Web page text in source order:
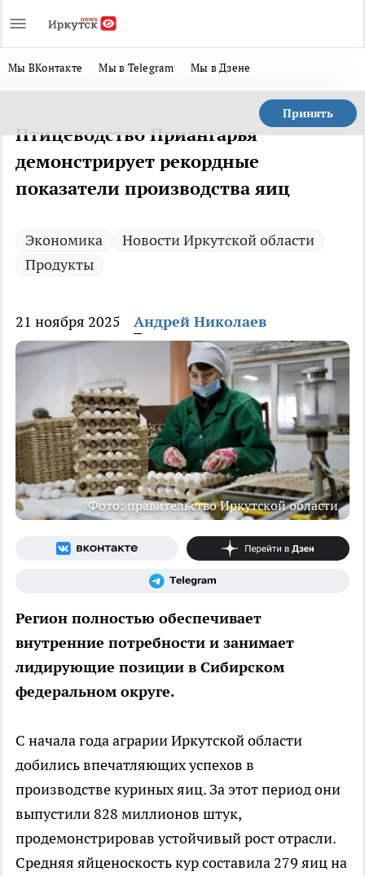
Мы ВКонтакте Мы в Telegram Мы в Дзене
Принять
Птицеводство Приангарья
демонстрирует рекордные
показатели производства яиц
Экономика
Новости Иркутской области
Продукты
21 ноября 2025 Андрей Николаев
Фото: правительство Иркутской области
Регион полностью обеспечивает
внутренние потребности и занимает
лидирующие позиции в Сибирском
федеральном округе.
С начала года аграрии Иркутской области
добились впечатляющих успехов в
производстве куриных яиц. За этот период они
выпустили 828 миллионов штук,
продемонстрировав устойчивый рост отрасли.
Средняя яйценоскость кур составила 279 яиц на